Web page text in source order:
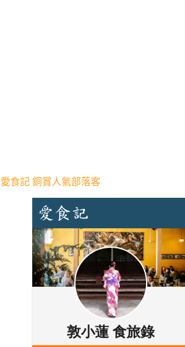
愛食記 銅賞人氣部落客